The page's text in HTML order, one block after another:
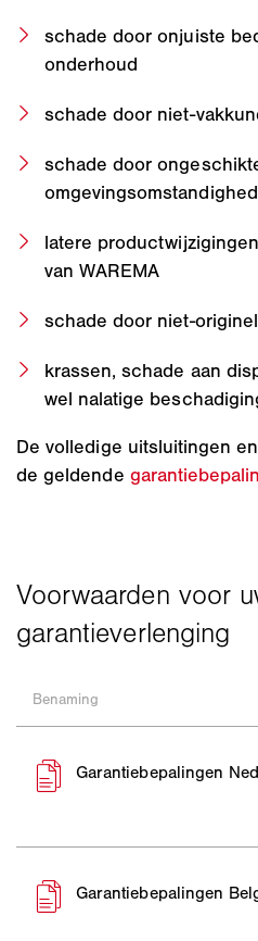
schade door onjuiste
onderhoud
schade door niet-
schade door
latere
van WAREMA
schade door niet-
krassen, schade aan
wel nalatige
De volledige uitsluitingen
de geldende